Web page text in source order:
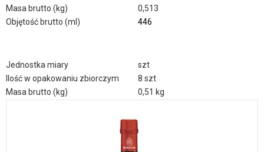
Masa brutto (kg)
0,513
Objętość brutto (ml)
446
Jednostka miary
szt
Ilość w opakowaniu zbiorczym
8 szt
Masa brutto (kg)
0,51 kg